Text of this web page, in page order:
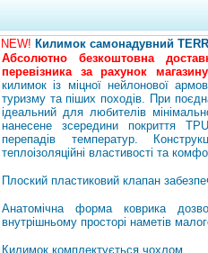
NEW! Килимок самонадувний
Абсолютно безкоштовна
перевізника за рахунок
килимок із міцної нейлонової
туризму та піших походів. При
ідеальний для любителів
нанесене зсередини покриття
перепадів температур.
теплоізоляційні властивості та
Плоский пластиковий клапан
Анатомічна форма коврика
внутрішньому просторі наметів
Килимок комплектується чохлом.